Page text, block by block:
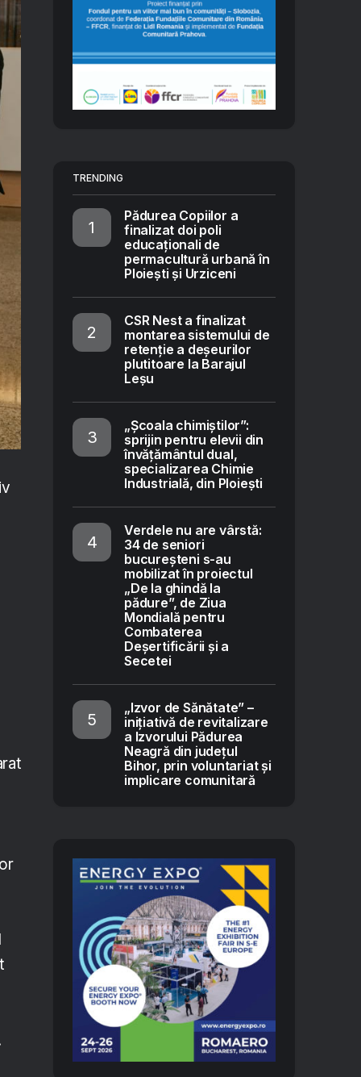
TRENDING
Pădurea Copiilor a
finalizat doi poli
educaționali de
permacultură urbană în
Ploiești și Urziceni
CSR Nest a finalizat
montarea sistemului de
retenție a deșeurilor
plutitoare la Barajul
Leșu
„Școala chimiștilor”:
sprijin pentru elevii din
învățământul dual,
specializarea Chimie
Industrială, din Ploiești
Verdele nu are vârstă:
34 de seniori
bucureșteni s-au
mobilizat în proiectul
„De la ghindă la
pădure”, de Ziua
Mondială pentru
Combaterea
Deșertificării și a
Secetei
„Izvor de Sănătate” –
inițiativă de revitalizare
a Izvorului Pădurea
Neagră din județul
Bihor, prin voluntariat și
implicare comunitară